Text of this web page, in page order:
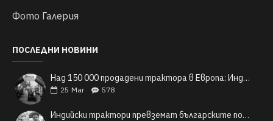
Фото Галерия
ПОСЛЕДНИ НОВИНИ
Над 150 000 продадени трактора в Европа: Индийските трактори Solis и техния легендарен успех
25 Mar 578
Индийски трактори превземат българските полета